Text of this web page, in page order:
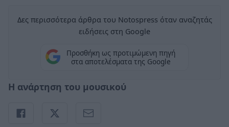
Δες περισσότερα άρθρα του Notospress όταν αναζητάς
ειδήσεις στη Google
Προσθήκη ως προτιμώμενη πηγή
στα αποτελέσματα της Google
Η ανάρτηση του μουσικού